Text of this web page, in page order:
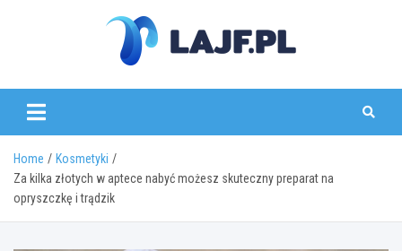
lajf.pl
Home
Kosmetyki
Za kilka złotych w aptece nabyć możesz skuteczny preparat na
opryszczkę i trądzik